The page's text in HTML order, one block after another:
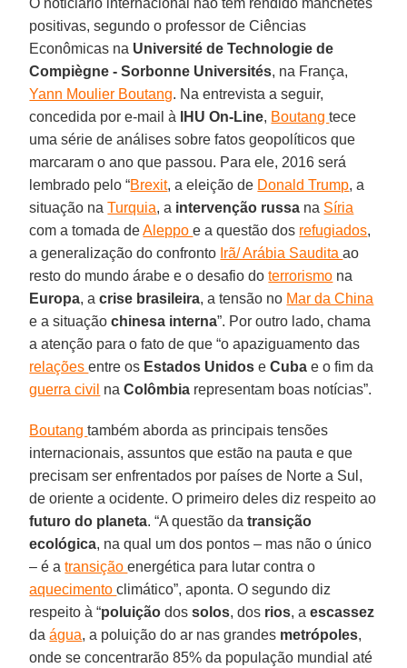
positivas, segundo o professor de Ciências
Econômicas na Université de Technologie de
Compiègne - Sorbonne Universités, na França,
Yann Moulier Boutang. Na entrevista a seguir,
concedida por e-mail à
IHU On-Line, Boutangtece
uma série de análises sobre fatos geopolíticos que
marcaram o ano que passou. Para ele, 2016 será
lembrado pelo “Brexit, a eleição de Donald Trump, a
situação naTurquia, a intervenção russa na Síria
com a tomada deAleppoe a questão dos refugiados,
a generalização do confronto Irã/ Arábia Sauditaao
resto do mundo árabe e o desafio doterrorismo na
Europa, acrise brasileira, a tensão no Mar da China
e a situaçãochinesa interna”. Por outro lado, chama
a atenção para o fato de que “o apaziguamento das
relaçõesentre os Estados Unidos eCuba e o fim da
guerra civil naColômbia representam boas notícias”.
Boutangtambém aborda as principais tensões
internacionais, assuntos que estão na pauta e que
precisam ser enfrentados por países de Norte a Sul,
de oriente a ocidente. O primeiro deles diz respeito ao
futuro do planeta. “A questão datransição
ecológica, na qual um dos pontos – mas não o único
– é atransiçãoenergética para lutar contra o
aquecimentoclimático”, aponta. O segundo diz
respeito à “poluição dossolos, dos rios, aescassez
daágua, a poluição do ar nas grandes metrópoles,
onde se concentrarão 85% da população mundial até